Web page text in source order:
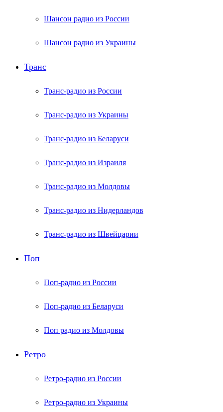
Шансон радио из России
Шансон радио из Украины
Транс
Транс-радио из России
Транс-радио из Украины
Транс-радио из Беларуси
Транс-радио из Израиля
Транс-радио из Молдовы
Транс-радио из Нидерландов
Транс-радио из Швейцарии
Поп
Поп-радио из России
Поп-радио из Беларуси
Поп радио из Молдовы
Ретро
Ретро-радио из России
Ретро-радио из Украины